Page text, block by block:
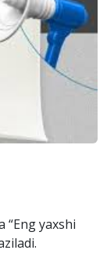
“Eng yaxshi